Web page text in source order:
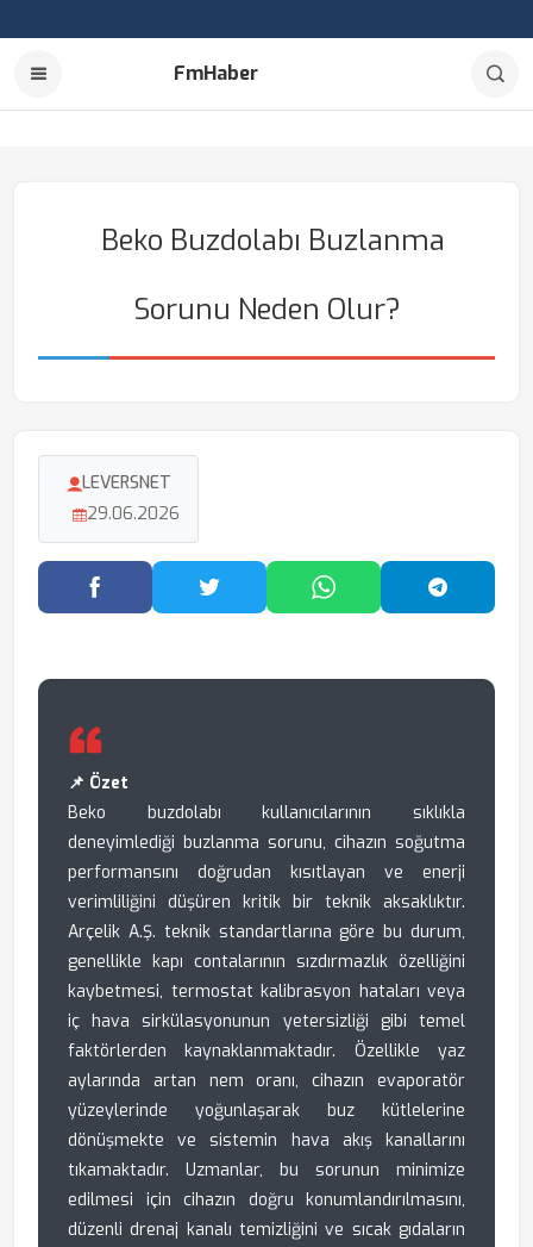
FmHaber
Beko Buzdolabı Buzlanma
Sorunu Neden Olur?
LEVERSNET
29.06.2026
Facebook'ta PaylaşTwitter'da PaylaşWhatsApp'ta Paylaş
📌 Özet
Beko buzdolabı kullanıcılarının sıklıkla
deneyimlediği buzlanma sorunu, cihazın soğutma
performansını doğrudan kısıtlayan ve enerji
verimliliğini düşüren kritik bir teknik aksaklıktır.
Arçelik A.Ş. teknik standartlarına göre bu durum,
genellikle kapı contalarının sızdırmazlık özelliğini
kaybetmesi, termostat kalibrasyon hataları veya
iç hava sirkülasyonunun yetersizliği gibi temel
faktörlerden kaynaklanmaktadır. Özellikle yaz
aylarında artan nem oranı, cihazın evaporatör
yüzeylerinde yoğunlaşarak buz kütlelerine
dönüşmekte ve sistemin hava akış kanallarını
tıkamaktadır. Uzmanlar, bu sorunun minimize
edilmesi için cihazın doğru konumlandırılmasını,
düzenli drenaj kanalı temizliğini ve sıcak gıdaların